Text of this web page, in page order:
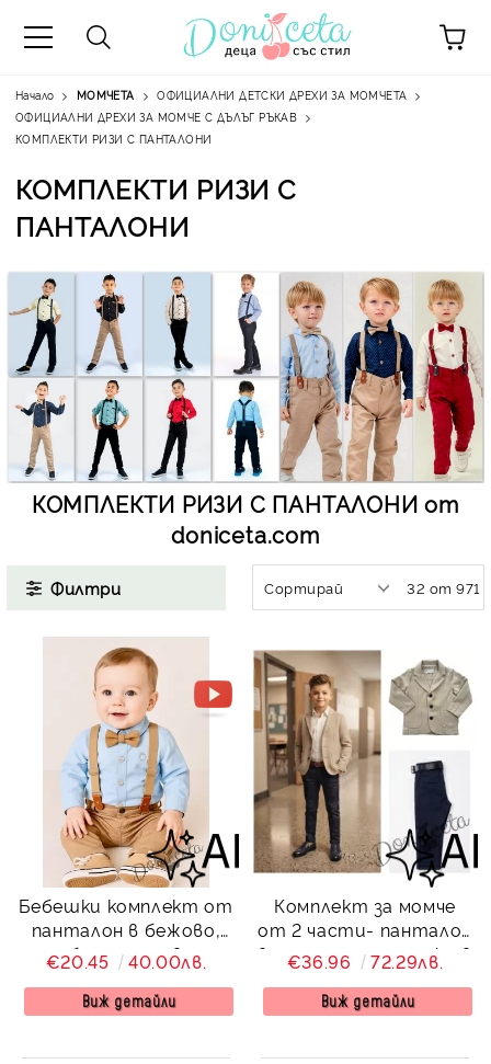
-50%
Начало МОМЧЕТА
ОФИЦИАЛНИ ДЕТСКИ ДРЕХИ ЗА МОМЧЕТА
ОФИЦИАЛНИ ДРЕХИ ЗА МОМЧЕ С ДЪЛЪГ РЪКАВ
КОМПЛЕКТИ РИЗИ С ПАНТАЛОНИ
КОМПЛЕКТИ РИЗИ С
ПАНТАЛОНИ
КОМПЛЕКТИ РИЗИ С ПАНТАЛОНИ от
doniceta.com
Филтри
Бебешки комплект от
панталон в бежово,
боди-риза в
светлосиньо,
тиранти и папийонка
€20.45 40.00лв.
Виж детайли
Комплект за момче
от 2 части- панталон
в тъмносиньо и сако в
бежово Contrast
€36.96 72.29лв.
Виж детайли